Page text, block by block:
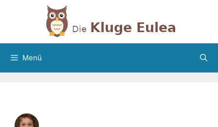
Menü